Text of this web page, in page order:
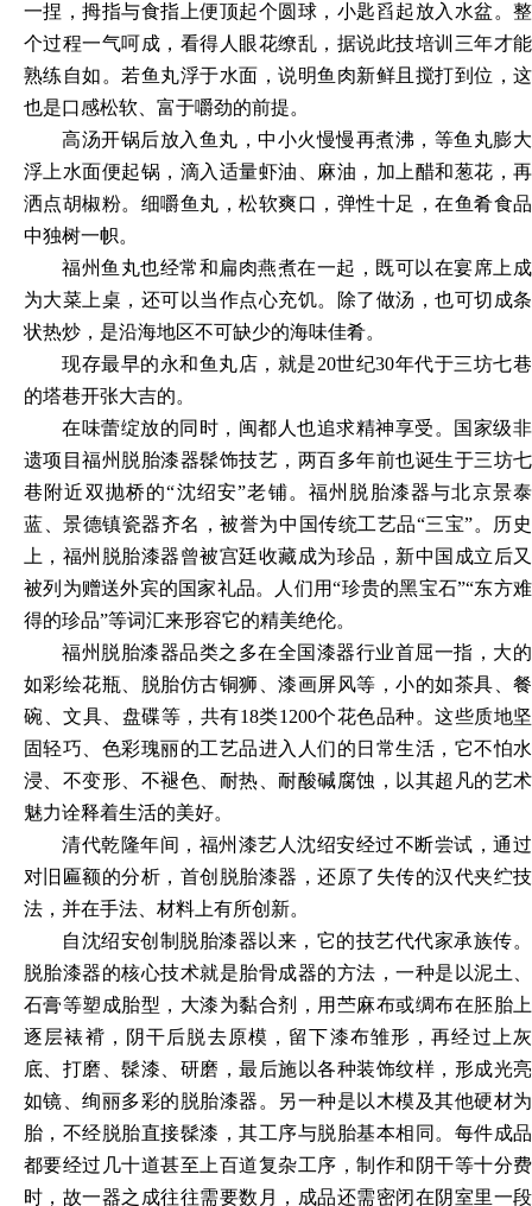
一捏，拇指与食指上便顶起个圆球，小匙舀起放入水盆。整
个过程一气呵成，看得人眼花缭乱，据说此技培训三年才能
熟练自如。若鱼丸浮于水面，说明鱼肉新鲜且搅打到位，这
也是口感松软、富于嚼劲的前提。
高汤开锅后放入鱼丸，中小火慢慢再煮沸，等鱼丸膨大
浮上水面便起锅，滴入适量虾油、麻油，加上醋和葱花，再
洒点胡椒粉。细嚼鱼丸，松软爽口，弹性十足，在鱼肴食品
中独树一帜。
福州鱼丸也经常和扁肉燕煮在一起，既可以在宴席上成
为大菜上桌，还可以当作点心充饥。除了做汤，也可切成条
状热炒，是沿海地区不可缺少的海味佳肴。
现存最早的永和鱼丸店，就是20世纪30年代于三坊七巷
的塔巷开张大吉的。
在味蕾绽放的同时，闽都人也追求精神享受。国家级非
遗项目福州脱胎漆器髹饰技艺，两百多年前也诞生于三坊七
巷附近双抛桥的“沈绍安”老铺。福州脱胎漆器与北京景泰
蓝、景德镇瓷器齐名，被誉为中国传统工艺品“三宝”。历史
上，福州脱胎漆器曾被宫廷收藏成为珍品，新中国成立后又
被列为赠送外宾的国家礼品。人们用“珍贵的黑宝石”“东方难
得的珍品”等词汇来形容它的精美绝伦。
福州脱胎漆器品类之多在全国漆器行业首屈一指，大的
如彩绘花瓶、脱胎仿古铜狮、漆画屏风等，小的如茶具、餐
碗、文具、盘碟等，共有18类1200个花色品种。这些质地坚
固轻巧、色彩瑰丽的工艺品进入人们的日常生活，它不怕水
浸、不变形、不褪色、耐热、耐酸碱腐蚀，以其超凡的艺术
魅力诠释着生活的美好。
清代乾隆年间，福州漆艺人沈绍安经过不断尝试，通过
对旧匾额的分析，首创脱胎漆器，还原了失传的汉代夹纻技
法，并在手法、材料上有所创新。
自沈绍安创制脱胎漆器以来，它的技艺代代家承族传。
脱胎漆器的核心技术就是胎骨成器的方法，一种是以泥土、
石膏等塑成胎型，大漆为黏合剂，用苎麻布或绸布在胚胎上
逐层裱褙，阴干后脱去原模，留下漆布雏形，再经过上灰
底、打磨、髹漆、研磨，最后施以各种装饰纹样，形成光亮
如镜、绚丽多彩的脱胎漆器。另一种是以木模及其他硬材为
胎，不经脱胎直接髹漆，其工序与脱胎基本相同。每件成品
都要经过几十道甚至上百道复杂工序，制作和阴干等十分费
时，故一器之成往往需要数月，成品还需密闭在阴室里一段